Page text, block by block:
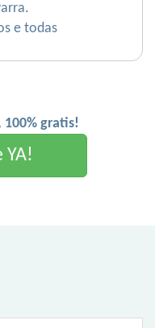
e todas
100% gratis!
YA!